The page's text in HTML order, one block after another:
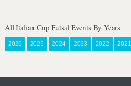
All Italian Cup Futsal Events By Years
2026 2025 2024 2023 2022 2021